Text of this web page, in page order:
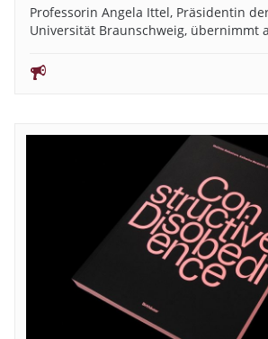
Professorin Angela Ittel, Präsidentin
Universität Braunschweig, übernimmt